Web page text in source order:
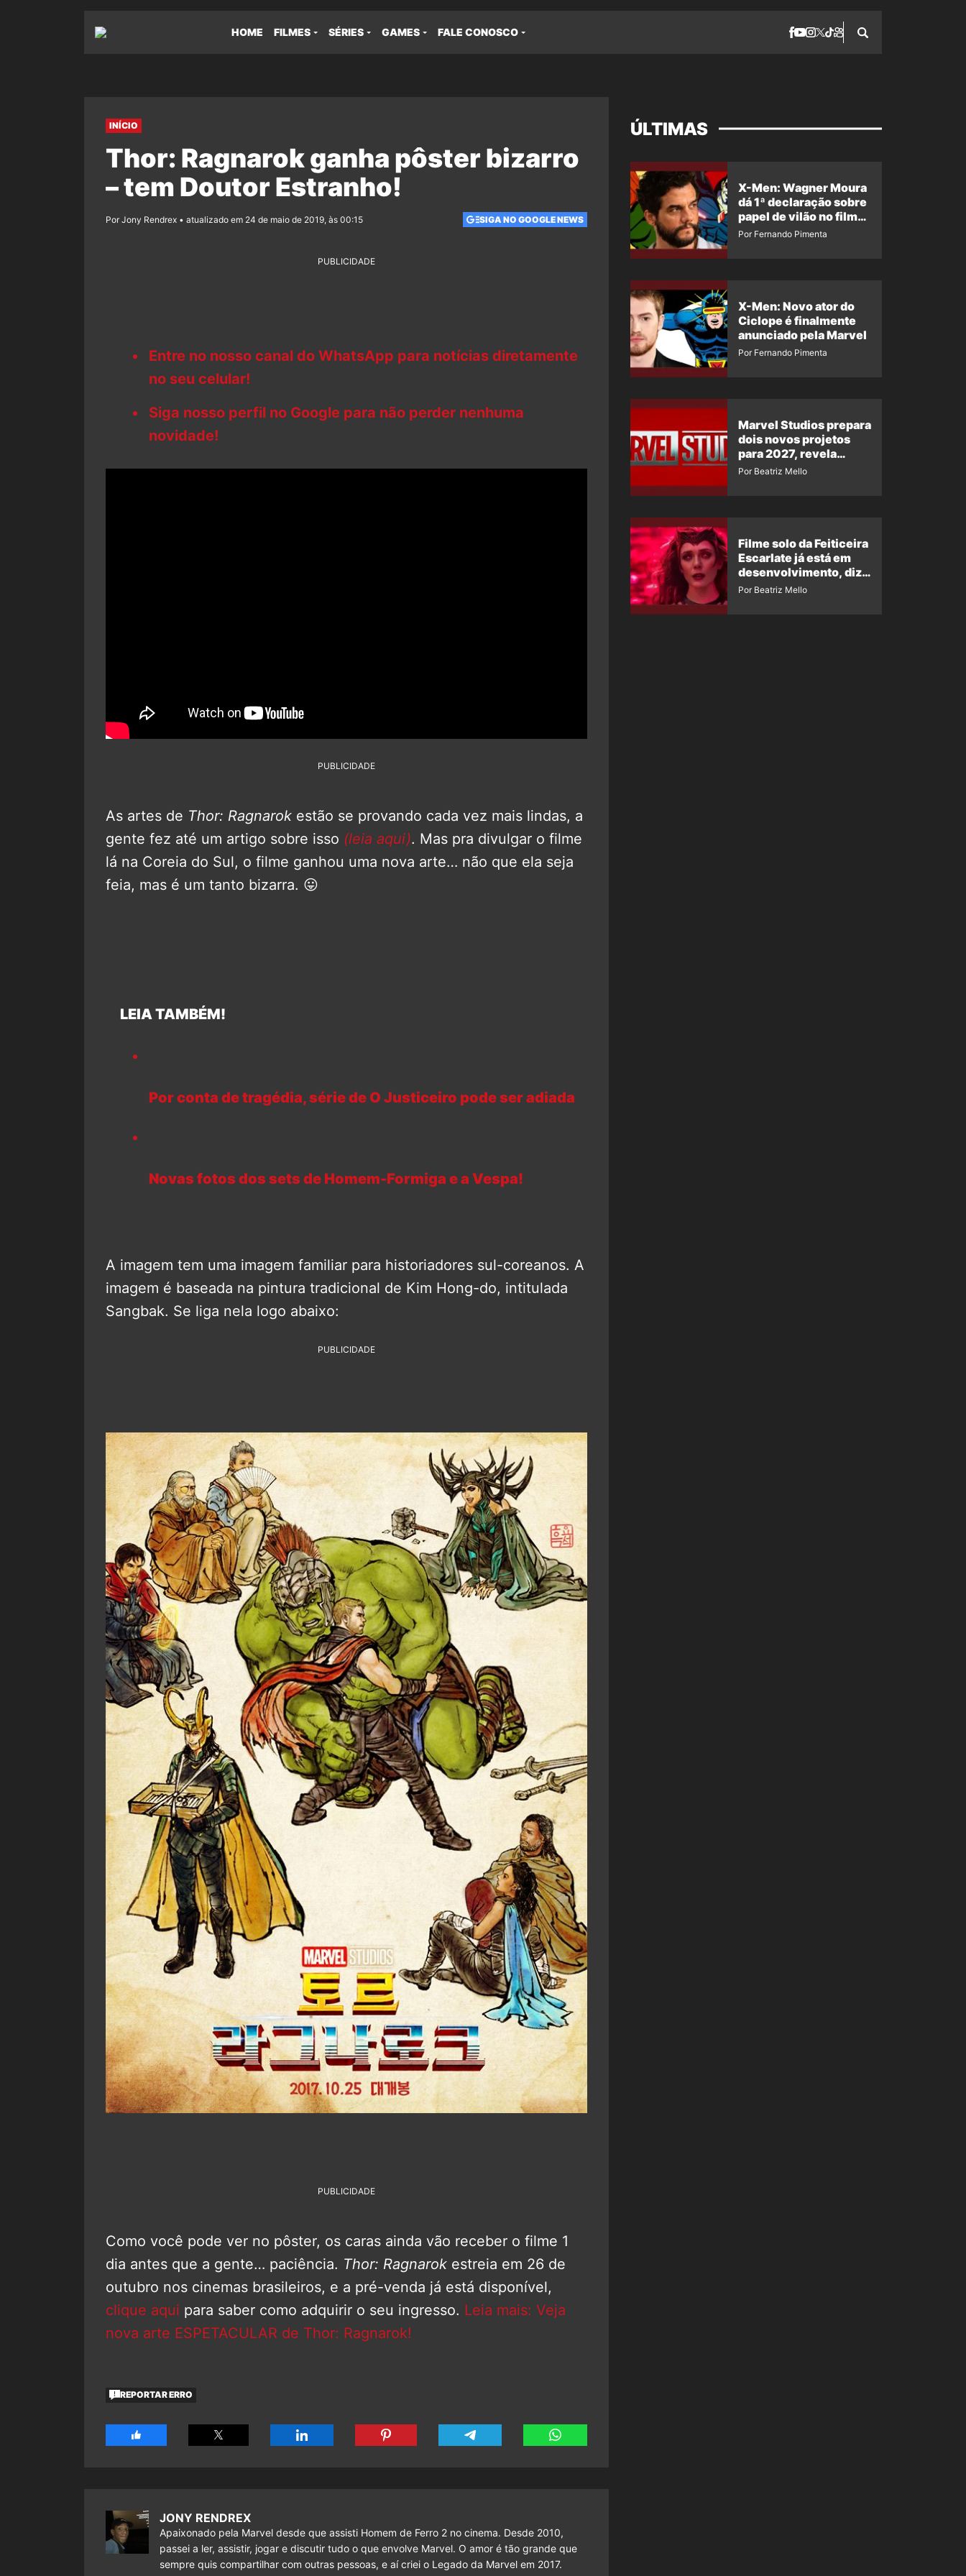
HOME FILMES SÉRIES GAMES FALE CONOSCO
INÍCIO
Thor: Ragnarok ganha pôster bizarro
– tem Doutor Estranho!
Por Jony Rendrex • atualizado em 24 de maio de 2019, às 00:15 SIGA NO GOOGLE NEWS
PUBLICIDADE
Entre no nosso canal do WhatsApp para notícias diretamente
no seu celular!
Siga nosso perfil no Google para não perder nenhuma
novidade!
PUBLICIDADE
As artes de Thor: Ragnarok estão se provando cada vez mais lindas, a
gente fez até um artigo sobre isso (leia aqui). Mas pra divulgar o filme
lá na Coreia do Sul, o filme ganhou uma nova arte… não que ela seja
feia, mas é um tanto bizarra. 😛
LEIA TAMBÉM!
Por conta de tragédia, série de O Justiceiro pode ser adiada
Novas fotos dos sets de Homem-Formiga e a Vespa!
A imagem tem uma imagem familiar para historiadores sul-coreanos. A
imagem é baseada na pintura tradicional de Kim Hong-do, intitulada
Sangbak. Se liga nela logo abaixo:
PUBLICIDADE
PUBLICIDADE
Como você pode ver no pôster, os caras ainda vão receber o filme 1
dia antes que a gente… paciência. Thor: Ragnarok estreia em 26 de
outubro nos cinemas brasileiros, e a pré-venda já está disponível,
clique aqui para saber como adquirir o seu ingresso. Leia mais: Veja
nova arte ESPETACULAR de Thor: Ragnarok!
REPORTAR ERRO
JONY RENDREX
Apaixonado pela Marvel desde que assisti Homem de Ferro 2 no cinema. Desde 2010,
passei a ler, assistir, jogar e discutir tudo o que envolve Marvel. O amor é tão grande que
sempre quis compartilhar com outras pessoas, e aí criei o Legado da Marvel em 2017.
ÚLTIMAS
X-Men: Wagner Moura
dá 1ª declaração sobre
papel de vilão no filme
da Marvel
Por Fernando Pimenta
X-Men: Novo ator do
Ciclope é finalmente
anunciado pela Marvel
Por Fernando Pimenta
Marvel Studios prepara
dois novos projetos
para 2027, revela
insider
Por Beatriz Mello
Filme solo da Feiticeira
Escarlate já está em
desenvolvimento, diz
insider
Por Beatriz Mello